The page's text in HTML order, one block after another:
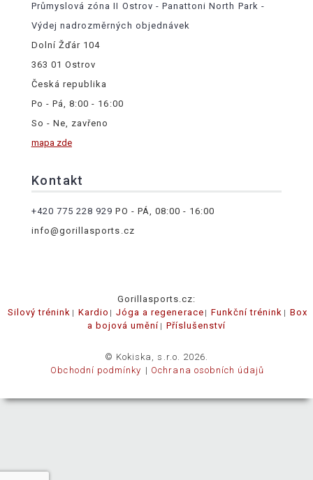
Průmyslová zóna II Ostrov - Panattoni North Park -
Výdej nadrozměrných objednávek
Dolní Žďár 104
363 01 Ostrov
Česká republika
Po - Pá, 8:00 - 16:00
So - Ne, zavřeno
mapa zde
Kontakt
+420 775 228 929 PO - PÁ, 08:00 - 16:00
info@gorillasports.cz
Gorillasports.cz:
Silový trénink
Kardio Jóga a regenerace Funkční trénink
Box
a bojová umění
Příslušenství
© Kokiska, s.r.o. 2026.
Obchodní podmínky
Ochrana osobních údajů